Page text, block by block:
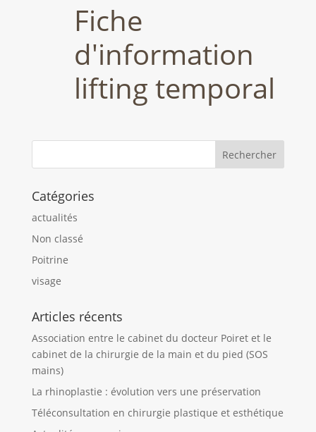
Fiche
d'information
lifting temporal
Catégories
actualités
Non classé
Poitrine
visage
Articles récents
Association entre le cabinet du docteur Poiret et le
cabinet de la chirurgie de la main et du pied (SOS
mains)
La rhinoplastie : évolution vers une préservation
Téléconsultation en chirurgie plastique et esthétique